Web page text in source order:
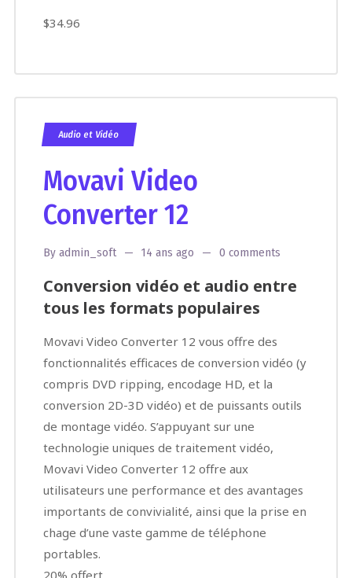
$34.96
Audio et Vidéo
Movavi Video
Converter 12
By admin_soft 14 ans ago 0 comments
Conversion vidéo et audio entre
tous les formats populaires
Movavi Video Converter 12 vous offre des
fonctionnalités efficaces de conversion vidéo (y
compris DVD ripping, encodage HD, et la
conversion 2D-3D vidéo) et de puissants outils
de montage vidéo. S’appuyant sur une
technologie uniques de traitement vidéo,
Movavi Video Converter 12 offre aux
utilisateurs une performance et des avantages
importants de convivialité, ainsi que la prise en
chage d’une vaste gamme de téléphone
portables.
20% offert